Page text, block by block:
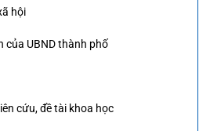
hội
của UBND thành phố
cứu, đề tài khoa học